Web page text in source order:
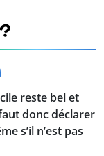
reste bel et
donc déclarer
s’il n’est pas